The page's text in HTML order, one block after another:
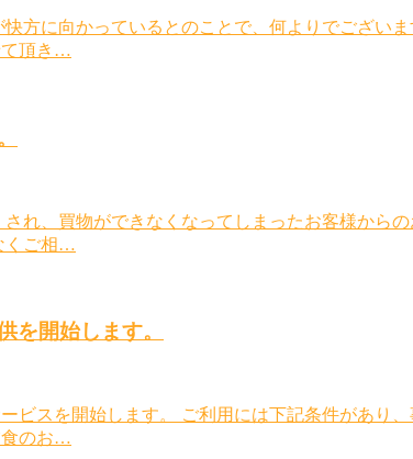
方に向かっているとのことで、何よりでござい
て頂き…
れ、買物ができなくなってしまったお客様から
くご相…
を開始します。
ビスを開始します。 ご利用には下記条件があり
食のお…